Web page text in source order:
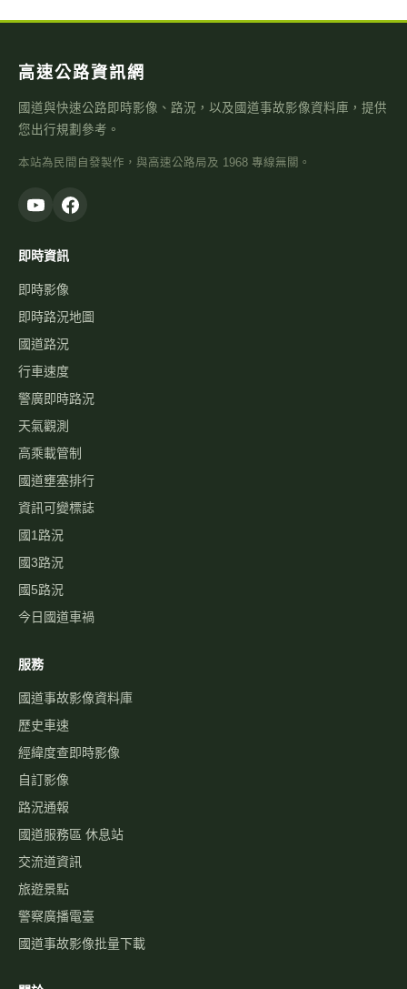
高速公路資訊網
國道與快速公路即時影像、路況，以及國道事故影像資料庫，提供
您出行規劃參考。
本站為民間自發製作，與高速公路局及 1968 專線無關。
即時資訊
即時影像
即時路況地圖
國道路況
行車速度
警廣即時路況
天氣觀測
高乘載管制
國道壅塞排行
資訊可變標誌
國1路況
國3路況
國5路況
今日國道車禍
服務
國道事故影像資料庫
歷史車速
經緯度查即時影像
自訂影像
路況通報
國道服務區 休息站
交流道資訊
旅遊景點
警察廣播電臺
國道事故影像批量下載